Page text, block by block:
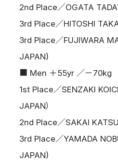
2nd Place／OGATA
3rd Place／HITOSHI
3rd Place／FUJIWARA
JAPAN)
■ Men ＋55yr ／－70kg
1st Place／SENZAKI
JAPAN）
2nd Place／SAKAI
3rd Place／YAMADA
JAPAN)